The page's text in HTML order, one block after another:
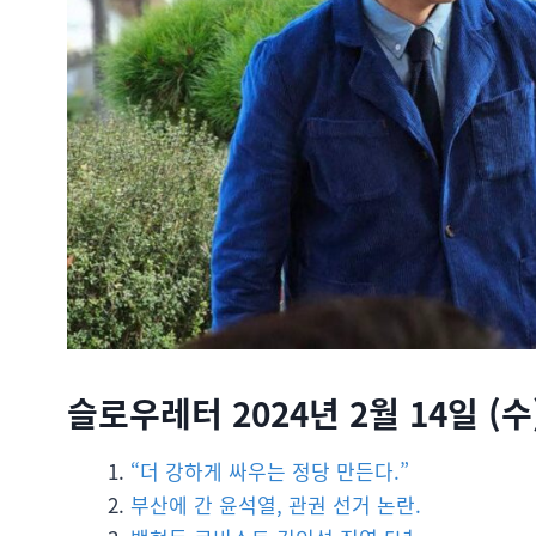
슬로우레터 2024년 2월 14일 (
“더 강하게 싸우는 정당 만든다.”
부산에 간 윤석열, 관권 선거 논란.